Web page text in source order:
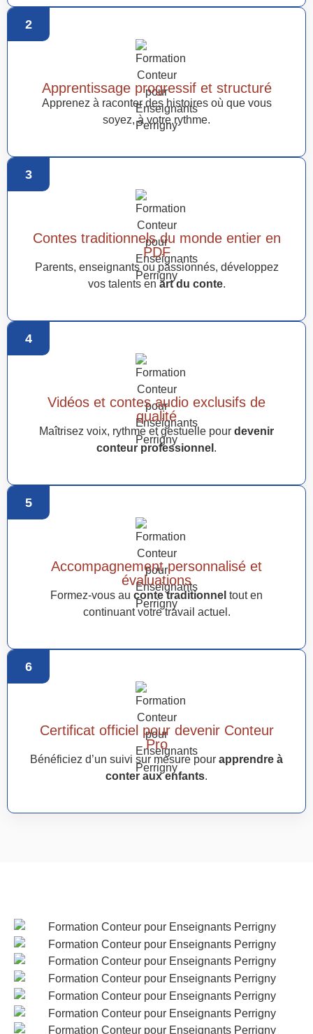
2
Apprentissage progressif et structuré
Apprenez à raconter des histoires où que vous
soyez, à votre rythme.
3
Contes traditionnels du monde entier en
PDF
Parents, enseignants ou passionnés, développez
vos talents en art du conte.
4
Vidéos et contes audio exclusifs de
qualité
Maîtrisez voix, rythme et gestuelle pour devenir
conteur professionnel .
5
Accompagnement personnalisé et
évaluations
Formez-vous au conte traditionnel tout en
continuant votre travail actuel.
6
Certificat officiel pour devenir Conteur
Pro
Bénéficiez d’un suivi sur mesure pour apprendre à
conter aux enfants.